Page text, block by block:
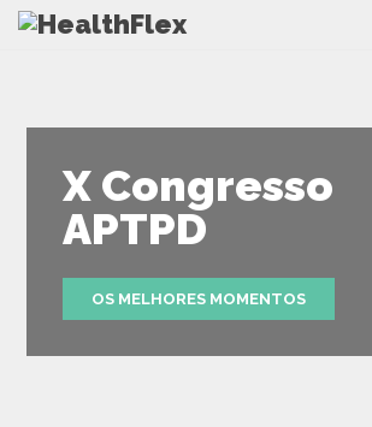
X Congresso
APTPD
OS MELHORES MOMENTOS